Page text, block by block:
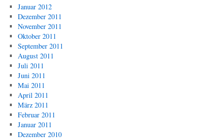
Januar 2012
Dezember 2011
November 2011
Oktober 2011
September 2011
August 2011
Juli 2011
Juni 2011
Mai 2011
April 2011
März 2011
Februar 2011
Januar 2011
Dezember 2010